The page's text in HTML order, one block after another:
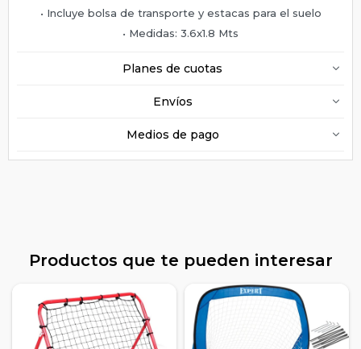
• Incluye bolsa de transporte y estacas para el suelo
• Medidas: 3.6x1.8 Mts
Planes de cuotas
Envíos
Medios de pago
Productos que te pueden interesar